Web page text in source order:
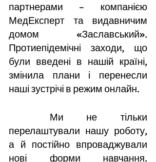
партнерами – компанією
МедЕксперт та видавничим
домом «Заславський».
Протиепідемічні заходи, що
були введені в нашій країні,
змінила плани і перенесли
наші зустрічі в режим онлайн.
перелаштували нашу роботу,
а й постійно впроваджували
нові форми навчання.